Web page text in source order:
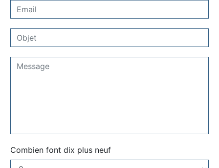
Combien font dix plus neuf